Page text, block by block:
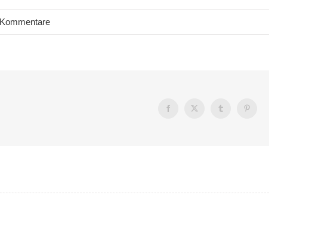
FacebookX Tumblr Pinterest
Internationales
Spider